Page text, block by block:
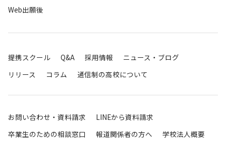
Web出願後
提携スクール Q&A 採用情報
ニュース・ブログ
リリース
コラム 通信制の高校について
お問い合わせ・資料請求
LINEから資料請求
卒業生のための相談窓口
報道関係者の方へ 学校法人概要